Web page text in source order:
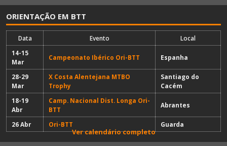
ORIENTAÇÃO EM BTT
Data Evento
Local
14-15
Mar
Campeonato Ibérico Ori-BTT Espanha
28-29
Mar
X Costa Alentejana MTBO
Trophy
Santiago do
Cacém
18-19
Abr
Camp. Nacional Dist. Longa Ori-
BTT
Abrantes
26 Abr Ori-BTT Guarda
Ver calendário completo